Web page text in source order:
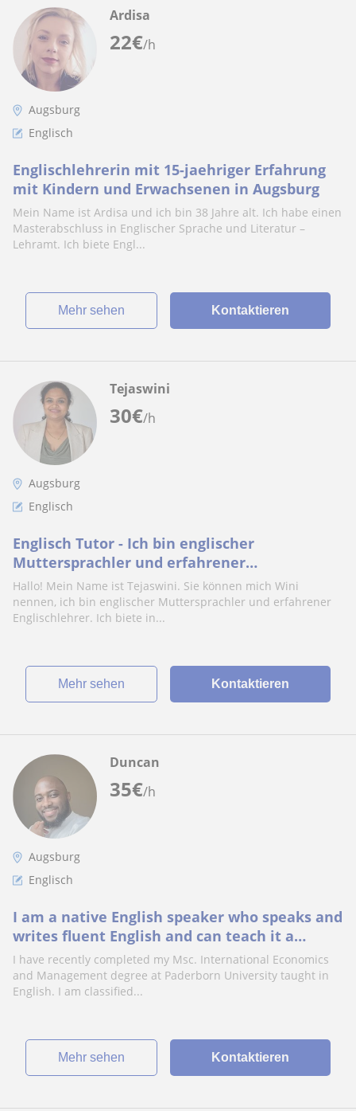
22€/h
Ardisa
Augsburg
Englisch
Englischlehrerin mit 15-jaehriger Erfahrung
mit Kindern und Erwachsenen in Augsburg
Mein Name ist Ardisa und ich bin 38 Jahre alt. Ich habe einen
Masterabschluss in Englischer Sprache und Literatur –
Lehramt. Ich biete Engl...
Mehr sehen Kontaktieren
30€/h
Tejaswini
Augsburg
Englisch
Englisch Tutor - Ich bin englischer
Muttersprachler und erfahrener
Englischlehrer
Hallo! Mein Name ist Tejaswini. Sie können mich Wini
nennen, ich bin englischer Muttersprachler und erfahrener
Englischlehrer. Ich biete in...
Mehr sehen Kontaktieren
35€/h
Duncan
Augsburg
Englisch
I am a native English speaker who speaks and
writes fluent English and can teach it a
learner.
I have recently completed my Msc. International Economics
and Management degree at Paderborn University taught in
English. I am classified...
Mehr sehen Kontaktieren